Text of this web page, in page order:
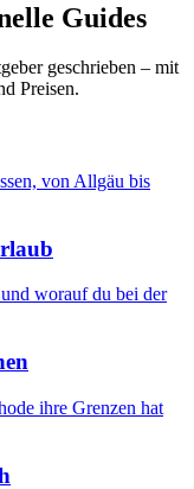
Guides
geschrieben – mit
Preisen.
von Allgäu bis
worauf du bei der
ihre Grenzen hat